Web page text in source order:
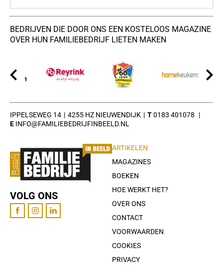
BEDRIJVEN DIE DOOR ONS EEN KOSTELOOS MAGAZINE
OVER HUN FAMILIEBEDRIJF LIETEN MAKEN
IPPELSEWEG 14 4255 HZ NIEUWENDIJK
0183 401078
INFO@FAMILIEBEDRIJFINBEELD.NL
VOLG ONS
ARTIKELEN
MAGAZINES
BOEKEN
HOE WERKT HET?
OVER ONS
CONTACT
VOORWAARDEN
COOKIES
PRIVACY